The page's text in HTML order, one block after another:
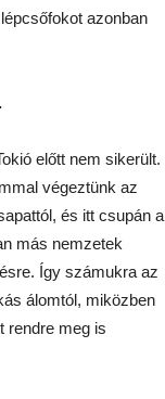
azonban
előtt nem sikerült.
végeztünk az
és itt csupán a
más nemzetek
Így számukra az
álomtól, miközben
rendre meg is